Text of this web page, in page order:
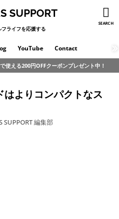
SEARCH
SUPPORT
フライフを応援する
YouTube Contact
使える200円OFFクーポンプレゼント中！
よりコンパクトなス
SUPPORT 編集部